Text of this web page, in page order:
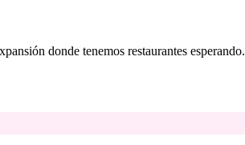
donde tenemos restaurantes esperando.